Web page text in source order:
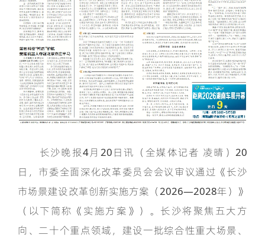
长沙晚报4月20日讯（全媒体记者 凌晴）20
日，市委全面深化改革委员会会议审议通过《长沙
市场景建设改革创新实施方案（2026—2028年）》
（以下简称《实施方案》）。长沙将聚焦五大方
向、二十个重点领域，建设一批综合性重大场景、